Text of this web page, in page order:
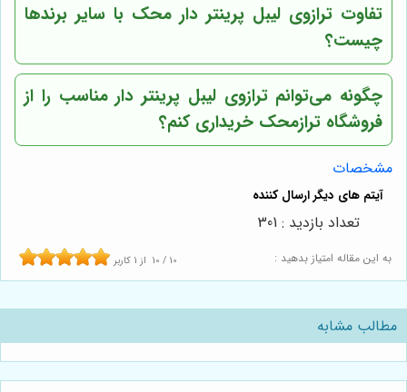
تفاوت ترازوی لیبل پرینتر دار محک با سایر برندها
چیست؟
چگونه می‌توانم ترازوی لیبل پرینتر دار مناسب را از
فروشگاه ترازمحک خریداری کنم؟
مشخصات
به این مقاله امتیاز بدهید : 10 / 10 از 1 کاربر
تعداد بازدید : 301
مطالب مشابه